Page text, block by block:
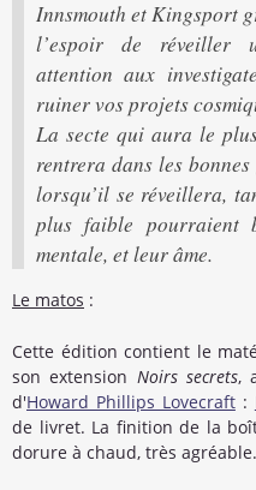
Innsmouth etKingsport
l’espoir de réveiller
attention aux
ruiner vos projets
La secte qui aura le
rentrera dans les
lorsqu’il se réveillera,
plus faible pourraient
mentale, et leur âme.
Le matos :
Cette édition contient le
son extension Noirs secrets,
d'Howard Phillips Lovecraft:
de livret. La finition de la
dorure à chaud, très agréable.